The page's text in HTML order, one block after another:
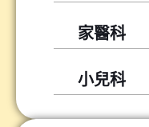
家醫科
小兒科